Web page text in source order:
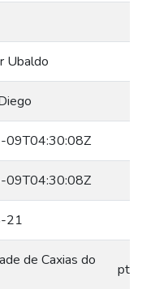
Ubaldo
21
de Caxias do